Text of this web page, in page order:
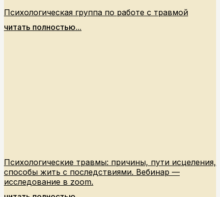
Психологическая группа по работе с травмой
читать полностью...
Психологические травмы: причины, пути исцеления,
способы жить с последствиями. Вебинар —
исследование в zoom.